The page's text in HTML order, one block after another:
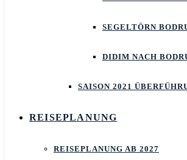
SEGELTÖRN
DIDIM NACH
SAISON 2021
REISEPLANUNG
REISEPLANUNG AB 2027